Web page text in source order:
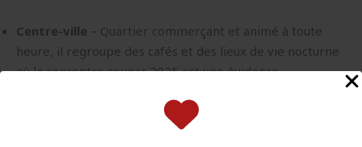
Centre-ville – Quartier commerçant et animé à toute
heure, il regroupe des cafés et des lieux de vie nocturne
où la rencontre cougar 2025 est une évidence.
incontournable, idéal pour observer les allées et venues,
souvent propices aux échanges complices.